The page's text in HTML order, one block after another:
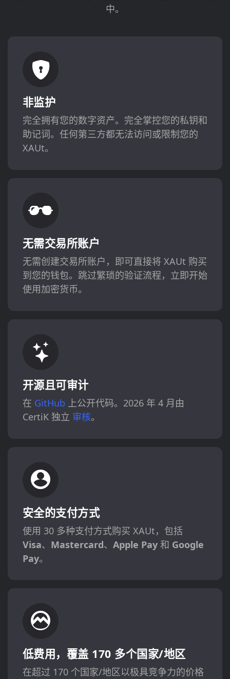
中。
非监护
完全拥有您的数字资产。完全掌控您的私钥和
助记词。任何第三方都无法访问或限制您的
XAUt。
无需交易所账户
无需创建交易所账户，即可直接将 XAUt 购买
到您的钱包。跳过繁琐的验证流程，立即开始
使用加密货币。
开源且可审计
在 GitHub 上公开代码。2026 年 4 月由
CertiK 独立 审核。
安全的支付方式
使用 30 多种支付方式购买 XAUt，包括
Visa、 Mastercard、 Apple Pay和 Google
Pay。
低费用，覆盖 170 多个国家/地区
在超过 170 个国家/地区以极具竞争力的价格